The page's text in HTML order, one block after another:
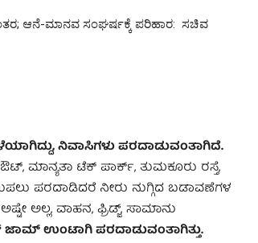
ಆನೆ-ಮಾನವ ಸಂಘರ್ಷಕ್ಕೆ ಪರಿಹಾರ: ಸಚಿವ
ನಿವಾಸಿಗಳು ಪರದಾಡುವಂತಾಗಿದೆ.
ಟೆಕ್ ಪಾರ್ಕ್, ತುಮಕೂರು ರಸ್ತೆ,
ಪರದಾಡಿದರೆ ನೀರು ನುಗ್ಗಿದ ಬಡಾವಣೆಗಳ
ಅಲ್ಲ, ವಾಹನ, ಫ್ರಿಡ್ಜ್‌, ಸಾಮಾನು
ಉಂಟಾಗಿ ಪರದಾಡುವಂತಾಗಿತ್ತು.